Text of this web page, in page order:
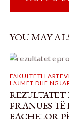
YOU MAY
FAKULTETI I
LAJMET DHE
PRANUES
BACHELOR